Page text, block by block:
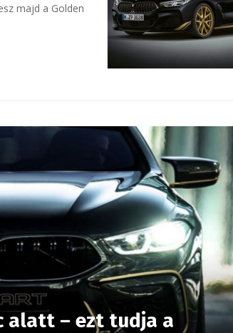
majd a Golden
alatt – ezt tudja a